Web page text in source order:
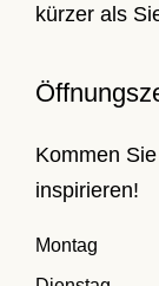
kürzer als
Kommen
inspirieren!
Montag